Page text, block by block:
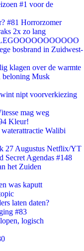
#1 voor de
#81 Horrorzomer
2x zo lang
bosbrand in Zuidwest-
klagen over de warmte
beloning Musk
nipt voorverkiezing
mag weg
Kleur!
Walibi
27 Augustus Netflix/YT
Secret Agendas #148
het Zuiden
was kaputt
laten daten?
#83
logisch